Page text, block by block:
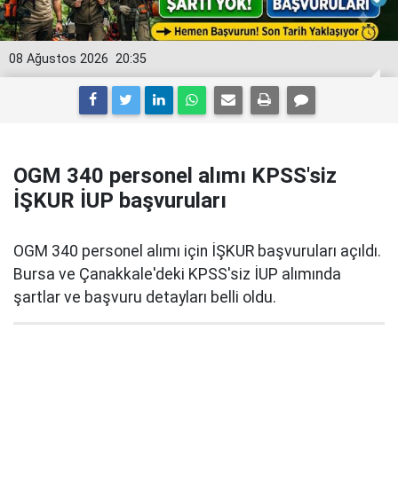
20:35
08 Ağustos 2026
OGM 340 personel alımı KPSS'siz
İŞKUR İUP başvuruları
OGM 340 personel alımı için İŞKUR başvuruları açıldı.
Bursa ve Çanakkale'deki KPSS'siz İUP alımında
şartlar ve başvuru detayları belli oldu.